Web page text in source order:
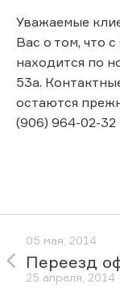
Уважаемые
Вас о том, что
находится по
53а.
остаются
(906) 964-02-32
05 мая, 2014
Переезд
25 апреля, 2014